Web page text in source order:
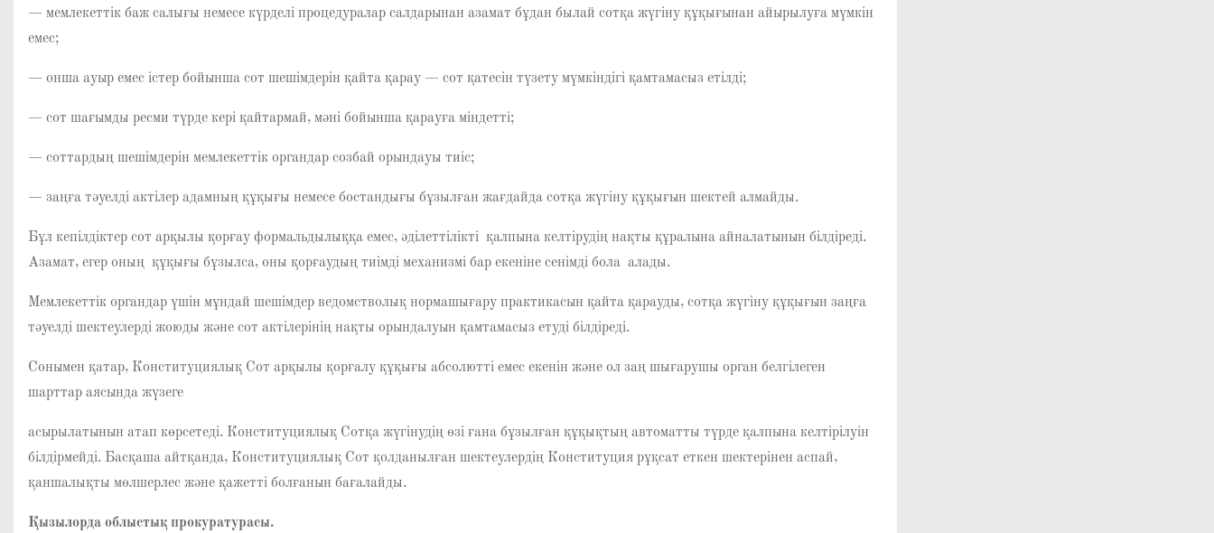
— мемлекеттік баж салығы немесе күрделі процедуралар салдарынан азамат бұдан былай сотқа жүгіну құқығынан айырылуға мүмкін
емес;
— онша ауыр емес істер бойынша сот шешімдерін қайта қарау — сот қатесін түзету мүмкіндігі қамтамасыз етілді;
— сот шағымды ресми түрде кері қайтармай, мәні бойынша қарауға міндетті;
— соттардың шешімдерін мемлекеттік органдар созбай орындауы тиіс;
— заңға тәуелді актілер адамның құқығы немесе бостандығы бұзылған жағдайда сотқа жүгіну құқығын шектей алмайды.
Бұл кепілдіктер сот арқылы қорғау формальдылыққа емес, әділеттілікті қалпына келтірудің нақты құралына айналатынын білдіреді.
Азамат, егер оның құқығы бұзылса, оны қорғаудың тиімді механизмі бар екеніне сенімді бола алады.
Мемлекеттік органдар үшін мұндай шешімдер ведомстволық нормашығару практикасын қайта қарауды, сотқа жүгіну құқығын заңға
тәуелді шектеулерді жоюды және сот актілерінің нақты орындалуын қамтамасыз етуді білдіреді.
Сонымен қатар, Конституциялық Сот арқылы қорғалу құқығы абсолютті емес екенін және ол заң шығарушы орган белгілеген
шарттар аясында жүзеге
асырылатынын атап көрсетеді. Конституциялық Сотқа жүгінудің өзі ғана бұзылған құқықтың автоматты түрде қалпына келтірілуін
білдірмейді. Басқаша айтқанда, Конституциялық Сот қолданылған шектеулердің Конституция рұқсат еткен шектерінен аспай,
қаншалықты мөлшерлес және қажетті болғанын бағалайды.
Қызылорда облыстық прокуратурасы.